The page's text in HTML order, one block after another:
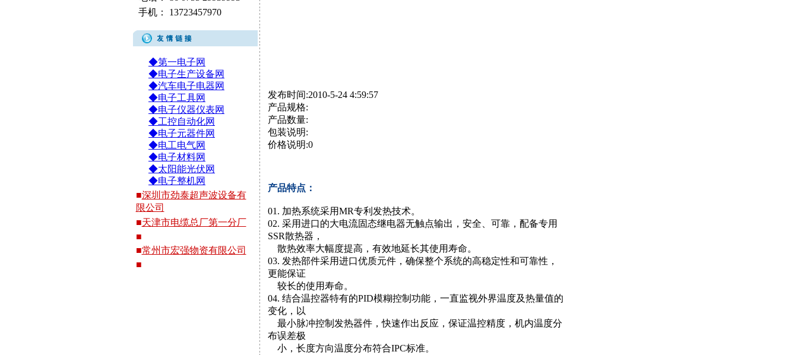
手机：
13723457970
◆第一电子网
◆电子生产设备网
◆汽车电子电器网
◆电子工具网
◆电子仪器仪表网
◆工控自动化网
◆电子元器件网
◆电工电气网
◆电子材料网
◆太阳能光伏网
◆电子整机网
■深圳市劲泰超声波设备有
限公司
■天津市电缆总厂第一分厂
■
■常州市宏强物资有限公司
■
发布时间:2010-5-24 4:59:57
产品规格:
产品数量:
包装说明:
价格说明:0
产品特点：
01. 加热系统采用MR专利发热技术。
02. 采用进口的大电流固态继电器无触点输出，安全、可靠，配备专用
SSR散热器，
散热效率大幅度提高，有效地延长其使用寿命。
03. 发热部件采用进口优质元件，确保整个系统的高稳定性和可靠性，
更能保证
较长的使用寿命。
04. 结合温控器特有的PID模糊控制功能，一直监视外界温度及热量值的
变化，以
最小脉冲控制发热器件，快速作出反应，保证温控精度，机内温度分
布误差极
小，长度方向温度分布符合IPC标准。